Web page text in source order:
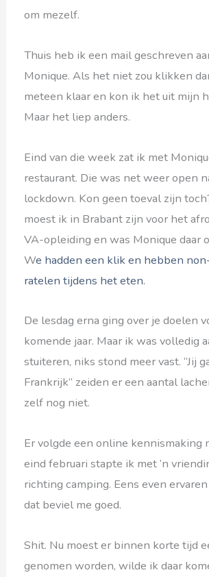
om mezelf.
Thuis heb ik een mail geschreven
Monique. Als het niet zou klikken
meteen klaar en kon ik het uit mijn
Maar het liep anders.
Eind van die week zat ik met
restaurant. Die was net weer open
lockdown. Kon geen toeval zijn
moest ik in Brabant zijn voor het
VA-opleiding en was Monique daar
We hadden een klik en hebben
ratelen tijdens het eten.
De lesdag erna ging over je doelen
komende jaar. Maar ik was volledig
stuiteren, niks stond meer vast. “Jij
Frankrijk” zeiden er een aantal
zelf nog niet.
Er volgde een online kennismaking
eind februari stapte ik met ’n
richting camping. Eens even ervaren
dat beviel me goed.
Shit. Nu moest er binnen korte tijd
genomen worden, wilde ik daar